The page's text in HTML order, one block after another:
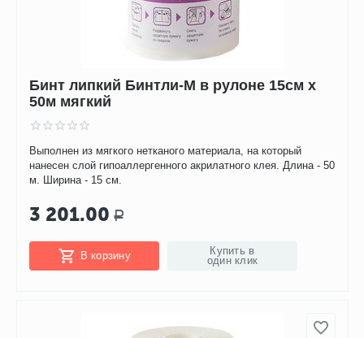
Бинт липкий Бинтли-М в рулоне 15см х
50м мягкий
Выполнен из мягкого нетканого материала, на который
нанесен слой гипоаллергенного акрилатного клея. Длина - 50
м. Ширина - 15 см.
3 201.00 Р
В корзину
Купить в
один клик